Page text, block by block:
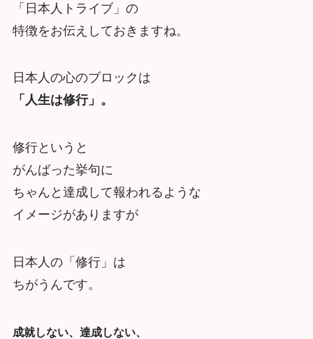
「日本人トライブ」の
特徴をお伝えしておきますね。
日本人の心のブロックは
「人生は修行」。
修行というと
がんばった挙句に
ちゃんと達成して報われるような
イメージがありますが
日本人の「修行」は
ちがうんです。
成就しない、達成しない、